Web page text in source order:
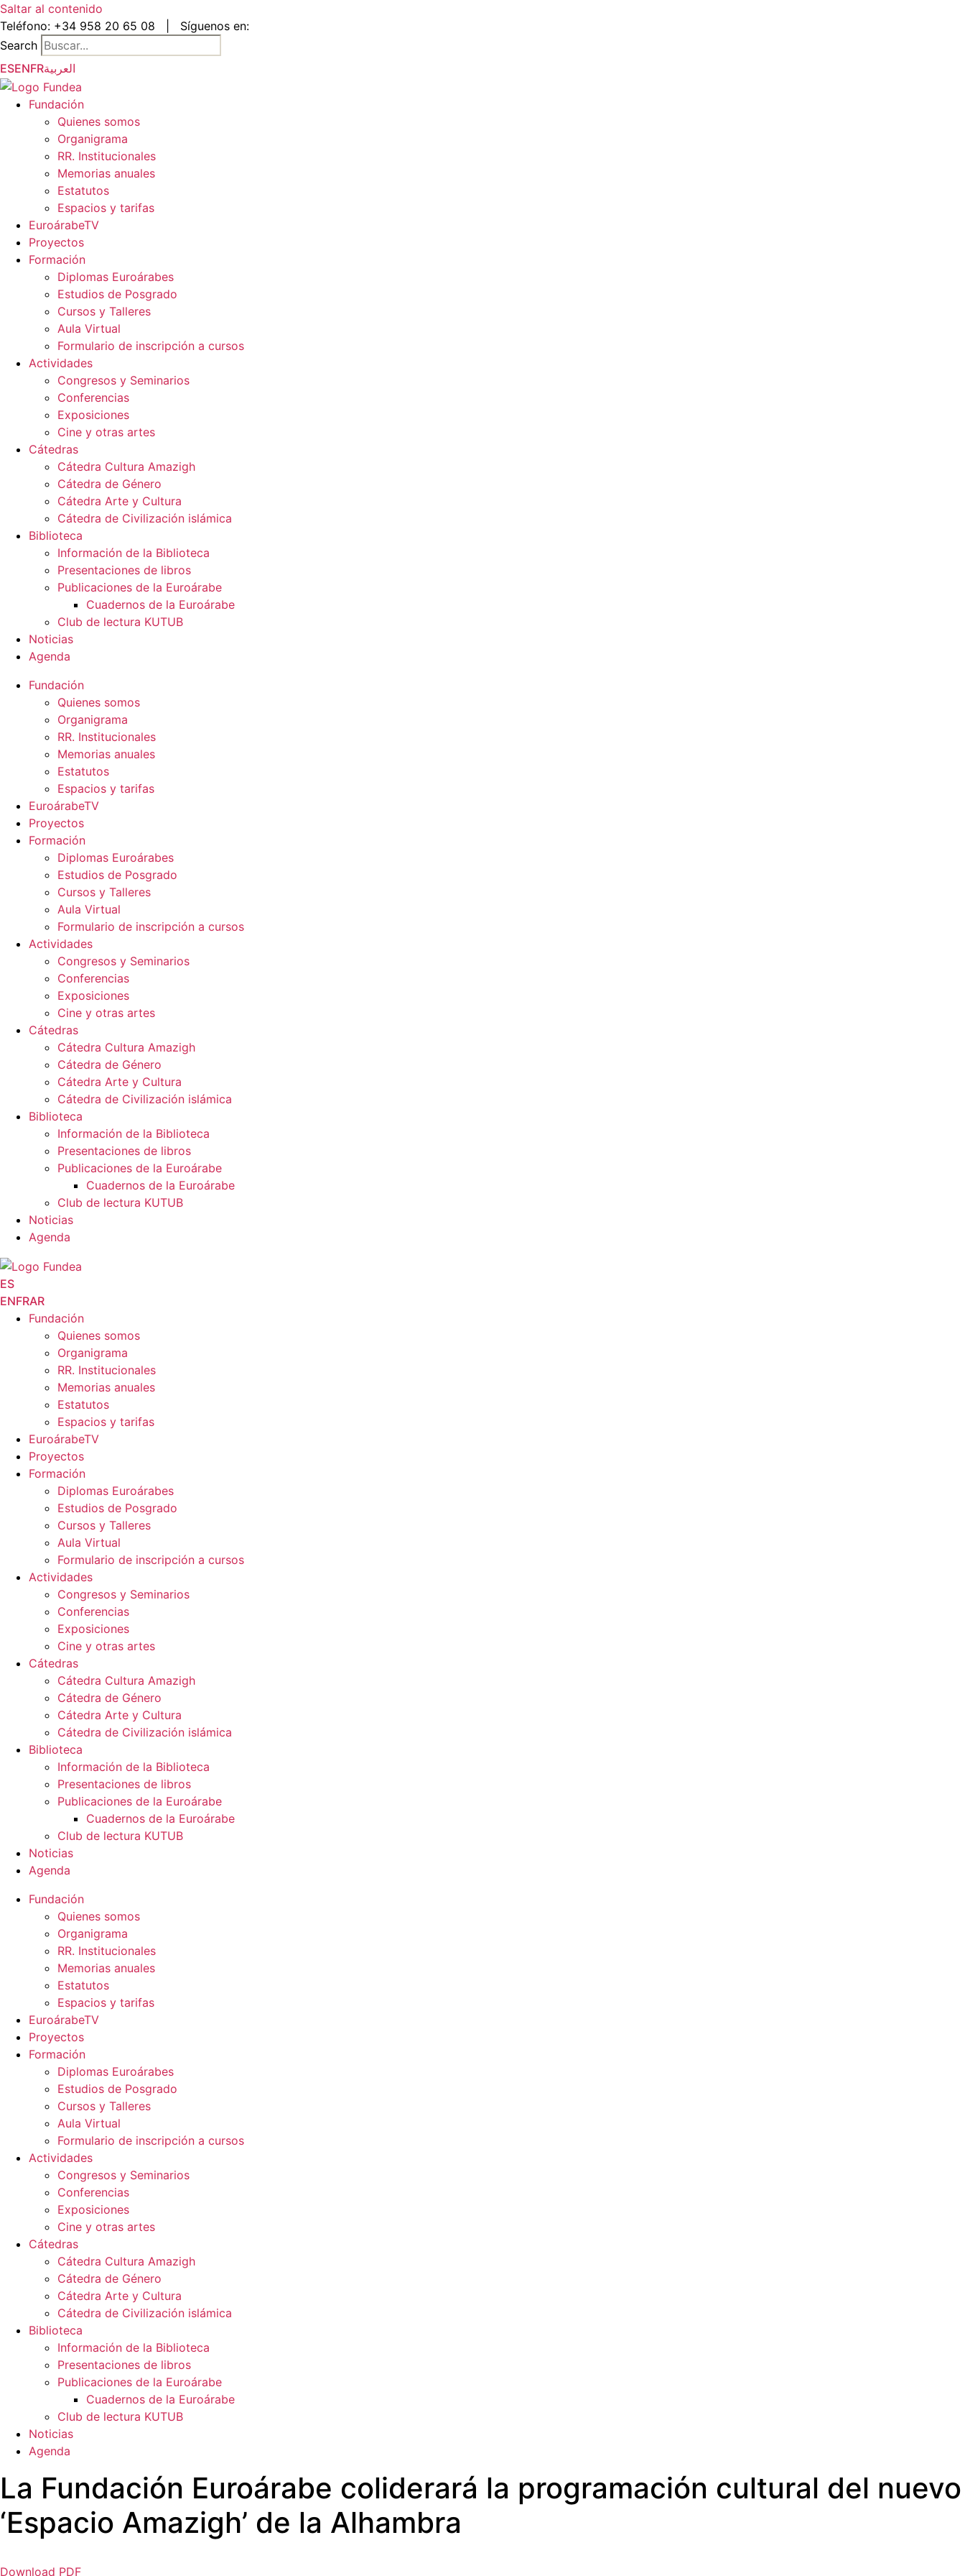
Saltar al contenido
Teléfono: +34 958 20 65 08
Síguenos en:
Search
ESENFRالعربية
Fundación
Quienes somos
Organigrama
RR. Institucionales
Memorias anuales
Estatutos
Espacios y tarifas
EuroárabeTV
Proyectos
Formación
Diplomas Euroárabes
Estudios de Posgrado
Cursos y Talleres
Aula Virtual
Formulario de inscripción a cursos
Actividades
Congresos y Seminarios
Conferencias
Exposiciones
Cine y otras artes
Cátedras
Cátedra Cultura Amazigh
Cátedra de Género
Cátedra Arte y Cultura
Cátedra de Civilización islámica
Biblioteca
Información de la Biblioteca
Presentaciones de libros
Publicaciones de la Euroárabe
Cuadernos de la Euroárabe
Club de lectura KUTUB
Noticias
Agenda
Fundación
Quienes somos
Organigrama
RR. Institucionales
Memorias anuales
Estatutos
Espacios y tarifas
EuroárabeTV
Proyectos
Formación
Diplomas Euroárabes
Estudios de Posgrado
Cursos y Talleres
Aula Virtual
Formulario de inscripción a cursos
Actividades
Congresos y Seminarios
Conferencias
Exposiciones
Cine y otras artes
Cátedras
Cátedra Cultura Amazigh
Cátedra de Género
Cátedra Arte y Cultura
Cátedra de Civilización islámica
Biblioteca
Información de la Biblioteca
Presentaciones de libros
Publicaciones de la Euroárabe
Cuadernos de la Euroárabe
Club de lectura KUTUB
Noticias
Agenda
ES
ENFRAR
Fundación
Quienes somos
Organigrama
RR. Institucionales
Memorias anuales
Estatutos
Espacios y tarifas
EuroárabeTV
Proyectos
Formación
Diplomas Euroárabes
Estudios de Posgrado
Cursos y Talleres
Aula Virtual
Formulario de inscripción a cursos
Actividades
Congresos y Seminarios
Conferencias
Exposiciones
Cine y otras artes
Cátedras
Cátedra Cultura Amazigh
Cátedra de Género
Cátedra Arte y Cultura
Cátedra de Civilización islámica
Biblioteca
Información de la Biblioteca
Presentaciones de libros
Publicaciones de la Euroárabe
Cuadernos de la Euroárabe
Club de lectura KUTUB
Noticias
Agenda
Fundación
Quienes somos
Organigrama
RR. Institucionales
Memorias anuales
Estatutos
Espacios y tarifas
EuroárabeTV
Proyectos
Formación
Diplomas Euroárabes
Estudios de Posgrado
Cursos y Talleres
Aula Virtual
Formulario de inscripción a cursos
Actividades
Congresos y Seminarios
Conferencias
Exposiciones
Cine y otras artes
Cátedras
Cátedra Cultura Amazigh
Cátedra de Género
Cátedra Arte y Cultura
Cátedra de Civilización islámica
Biblioteca
Información de la Biblioteca
Presentaciones de libros
Publicaciones de la Euroárabe
Cuadernos de la Euroárabe
Club de lectura KUTUB
Noticias
Agenda
La Fundación Euroárabe coliderará la programación cultural del nuevo
‘Espacio Amazigh’ de la Alhambra
Download PDF